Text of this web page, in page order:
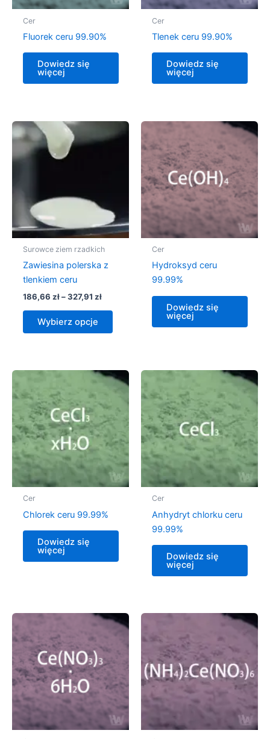
Cer
Fluorek ceru 99.90%
Dowiedz się
więcej
Cer
Tlenek ceru 99.90%
Dowiedz się
więcej
Surowce ziem rzadkich
Zawiesina polerska z
tlenkiem ceru
186,66 zł – 327,91 zł
Zakres
cen:
Wybierz opcje
wariantów.
można
wybrać
Cer
Hydroksyd ceru
99.99%
Dowiedz się
więcej
Cer
Chlorek ceru 99.99%
Dowiedz się
więcej
Cer
Anhydryt chlorku ceru
99.99%
Dowiedz się
więcej